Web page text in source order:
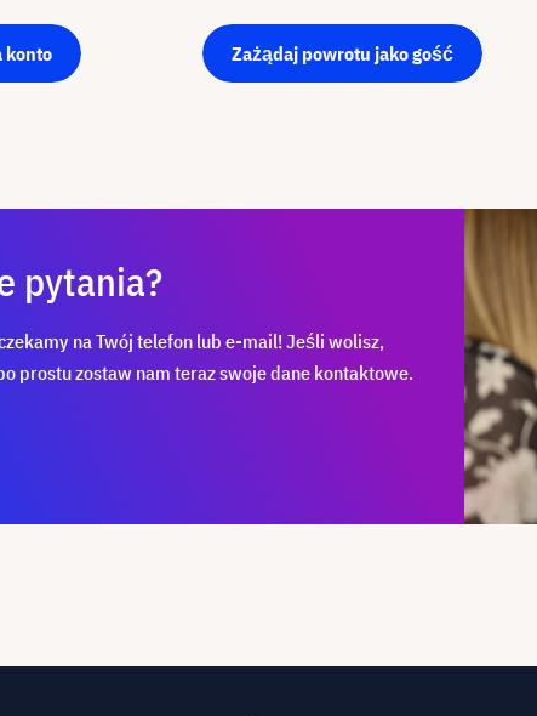
konto Zażądaj powrotu jako gość
pytania?
na Twój telefon lub e-mail! Jeśli wolisz,
prostu zostaw nam teraz swoje dane kontaktowe.